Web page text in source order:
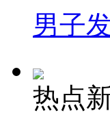
男子
热点